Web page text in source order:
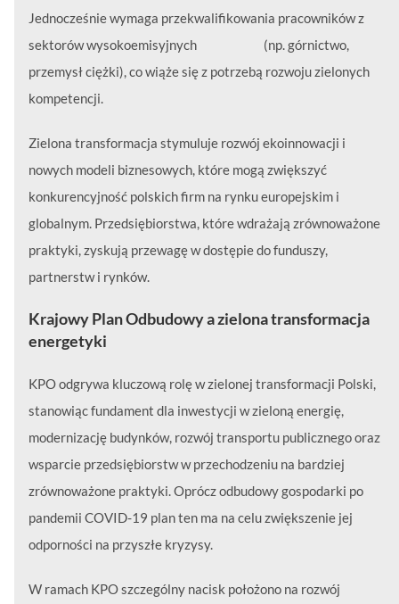
Jednocześnie wymaga przekwalifikowania pracowników z
sektorów wysokoemisyjnych (np. górnictwo,
przemysł ciężki), co wiąże się z potrzebą rozwoju zielonych
kompetencji.
Zielona transformacja stymuluje rozwój ekoinnowacji i
nowych modeli biznesowych, które mogą zwiększyć
konkurencyjność polskich firm na rynku europejskim i
globalnym. Przedsiębiorstwa, które wdrażają zrównoważone
praktyki, zyskują przewagę w dostępie do funduszy,
partnerstw i rynków.
Krajowy Plan Odbudowy a zielona transformacja
energetyki
KPO odgrywa kluczową rolę w zielonej transformacji Polski,
stanowiąc fundament dla inwestycji w zieloną energię,
modernizację budynków, rozwój transportu publicznego oraz
wsparcie przedsiębiorstw w przechodzeniu na bardziej
zrównoważone praktyki. Oprócz odbudowy gospodarki po
pandemii COVID-19 plan ten ma na celu zwiększenie jej
odporności na przyszłe kryzysy.
W ramach KPO szczególny nacisk położono na rozwój